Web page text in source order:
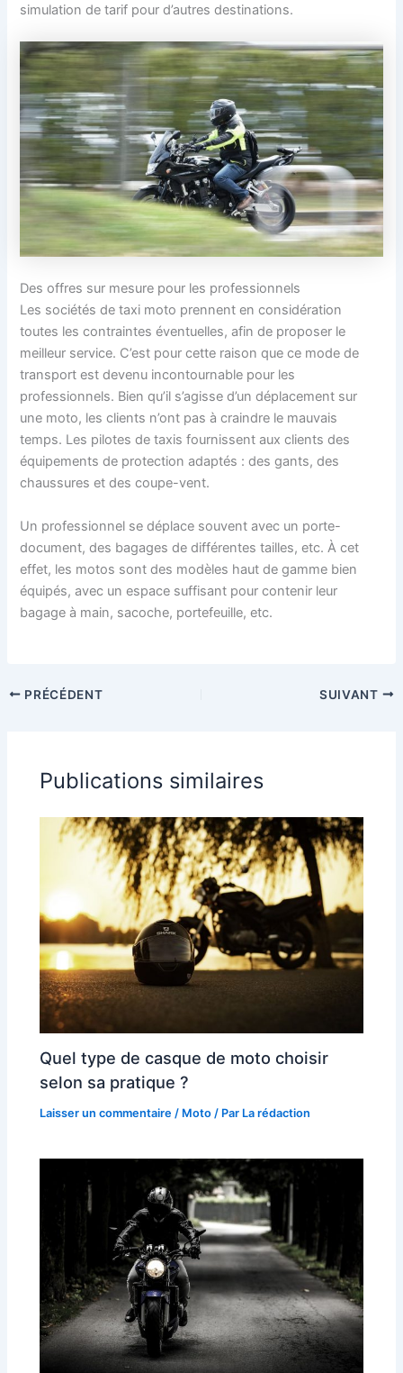
simulation de tarif pour d’autres destinations.
Des offres sur mesure pour les professionnels
Les sociétés de taxi moto prennent en considération
toutes les contraintes éventuelles, afin de proposer le
meilleur service. C’est pour cette raison que ce mode de
transport est devenu incontournable pour les
professionnels. Bien qu’il s’agisse d’un déplacement sur
une moto, les clients n’ont pas à craindre le mauvais
temps. Les pilotes de taxis fournissent aux clients des
équipements de protection adaptés : des gants, des
chaussures et des coupe-vent.
Un professionnel se déplace souvent avec un porte-
document, des bagages de différentes tailles, etc. À cet
effet, les motos sont des modèles haut de gamme bien
équipés, avec un espace suffisant pour contenir leur
bagage à main, sacoche, portefeuille, etc.
PRÉCÉDENT SUIVANT
Publications similaires
Quel type de casque de moto choisir
selon sa pratique ?
Laisser un commentaire / Moto / Par La rédaction